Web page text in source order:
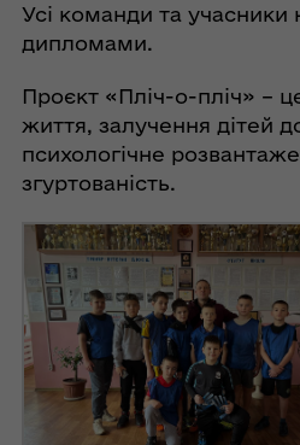
Усі команди та учасники
дипломами.
Проєкт «Пліч-о-пліч» –
життя, залучення дітей
психологічне
згуртованість.